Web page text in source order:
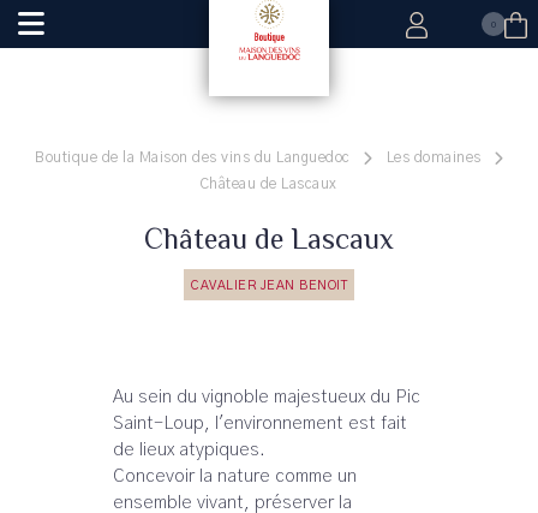
0
Boutique de la Maison des vins du Languedoc
Les domaines
Château de Lascaux
Château de Lascaux
CAVALIER JEAN BENOIT
Au sein du vignoble majestueux du Pic
Saint-Loup, l'environnement est fait
de lieux atypiques.
Concevoir la nature comme un
ensemble vivant, préserver la